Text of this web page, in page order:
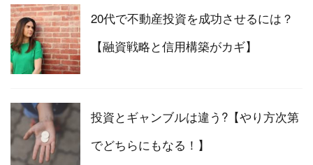
20代で不動産投資を成功させるには？
【融資戦略と信用構築がカギ】
投資とギャンブルは違う?【やり方次第
でどちらにもなる！】